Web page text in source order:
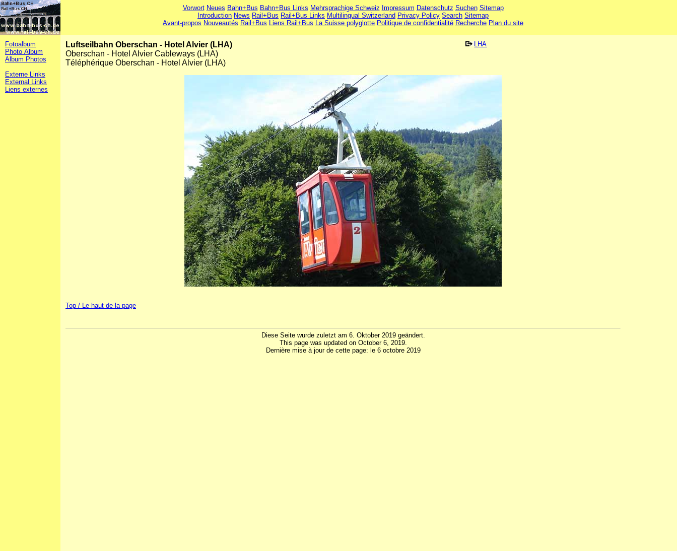
Vorwort Neues Bahn+Bus Bahn+Bus Links Mehrsprachige Schweiz Impressum Datenschutz Suchen Sitemap
Introduction News Rail+Bus Rail+Bus Links Multilingual Switzerland Privacy Policy Search Sitemap
Avant-propos Nouveautés Rail+Bus Liens Rail+Bus La Suisse polyglotte Politique de confidentialité Recherche Plan du site
Fotoalbum
Photo Album
Album Photos
Externe Links
External Links
Liens externes
Luftseilbahn Oberschan - Hotel Alvier (LHA)
Oberschan - Hotel Alvier Cableways (LHA)
Téléphérique Oberschan - Hotel Alvier (LHA)
LHA
Top / Le haut de la page
Diese Seite wurde zuletzt am 6. Oktober 2019 geändert.
This page was updated on October 6, 2019.
Dernière mise à jour de cette page: le 6 octobre 2019